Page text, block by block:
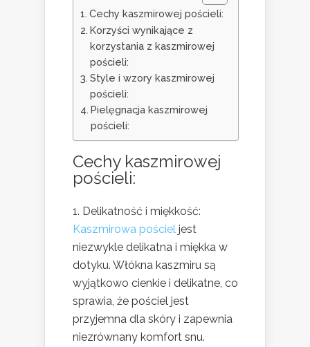
Cechy kaszmirowej pościeli:
Korzyści wynikające z
korzystania z kaszmirowej
pościeli:
Style i wzory kaszmirowej
pościeli:
Pielęgnacja kaszmirowej
pościeli:
Cechy kaszmirowej
pościeli:
Delikatność i miękkość:
Kaszmirowa pościel jest
niezwykle delikatna i miękka w
dotyku. Włókna kaszmiru są
wyjątkowo cienkie i delikatne, co
sprawia, że pościel jest
przyjemna dla skóry i zapewnia
niezrównany komfort snu.